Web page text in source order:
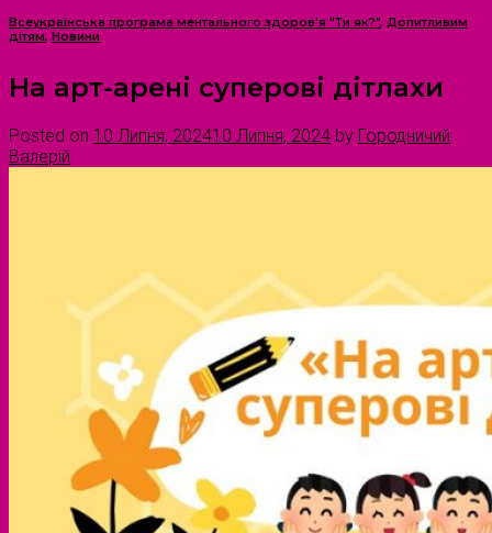
Всеукраїнська програма ментального здоров'я "Ти як?", Допитливим
дітям, Новини
На арт-арені суперові дітлахи
Posted on 10 Липня, 202410 Липня, 2024 by Городничий
Валерій